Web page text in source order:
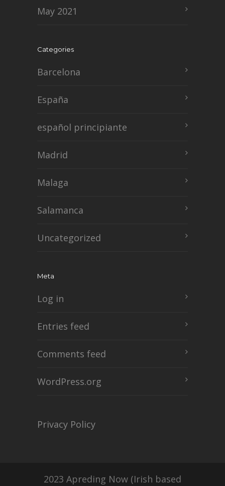
May 2021
Categories
Barcelona
España
español principiante
Madrid
Malaga
Salamanca
Uncategorized
Meta
Log in
Entries feed
Comments feed
WordPress.org
Privacy Policy
2023 Apreding Now (Irish based